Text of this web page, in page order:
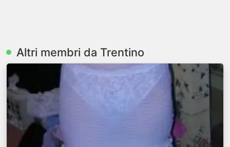
Altri membri da Trentino